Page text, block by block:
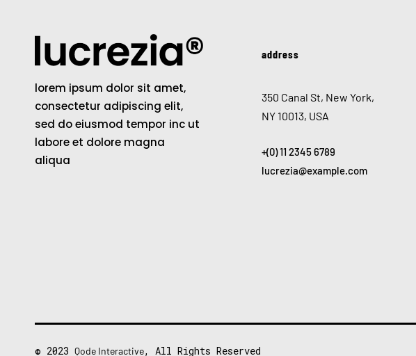
lorem ipsum dolor sit amet,
consectetur adipiscing elit,
sed do eiusmod tempor inc ut
labore et dolore magna
aliqua
address
350 Canal St, New York,
NY 10013, USA
+(0) 11 2345 6789
lucrezia@example.com
© 2023 Qode Interactive, All Rights Reserved